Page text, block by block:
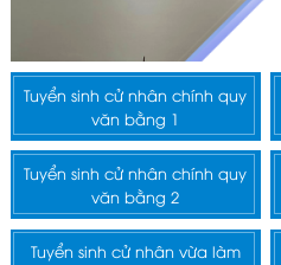
Tuyển sinh cử nhân chính quy
văn bằng 1
Tuyển sinh cử nhân chính quy
văn bằng 2
Tuyển sinh cử nhân vừa làm